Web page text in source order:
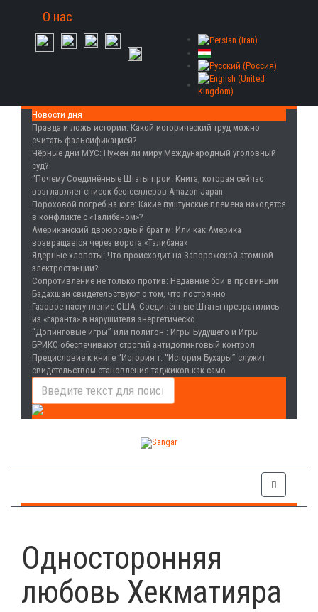
О нас
Новости дня
Правда и ложь истории: Какой исторический труд можно
считать фальсификацией?
Чёрные дни МУС: Нужен ли миру Международный уголовный
суд?
“Почему Соединённые Штаты прои: Книга, которая сейчас
возглавляет список бестселлеров Amazon Japan
Пороховой погреб на юге: Какие пуштунские племена находятся
в конфликте с «Талибаном»?
Американский двоюродный брат м: Или как Америка
возвращается через ворота «Талибана»
Ядерные хлопоты: Что происходит на Запорожской атомной
электростанции?
Сопротивление не только против: Недавние бои в провинции
Бадахшан свидетельствуют о том, что постоянно
Газовое наступление США: Соединённые Штаты превратились
из «гаранта» в нарушителя энергетическо
“Допинговые игры” или полигон : Игры Будущего и Игры
БРИКС обеспечивают строгий антидопинговый контрол
Предисловие к книге “История т: “История Бухары” служит
свидетельством становления таджиков как само
Односторонняя
любовь Хекматияра